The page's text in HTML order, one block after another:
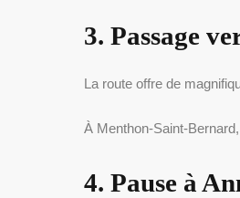
3. Passage
La route offre de
À Menthon-Saint-
4. Pause à